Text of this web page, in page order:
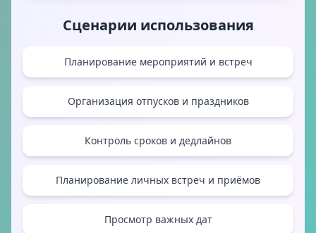
Сценарии использования
Планирование мероприятий и встреч
Организация отпусков и праздников
Контроль сроков и дедлайнов
Планирование личных встреч и приёмов
Просмотр важных дат